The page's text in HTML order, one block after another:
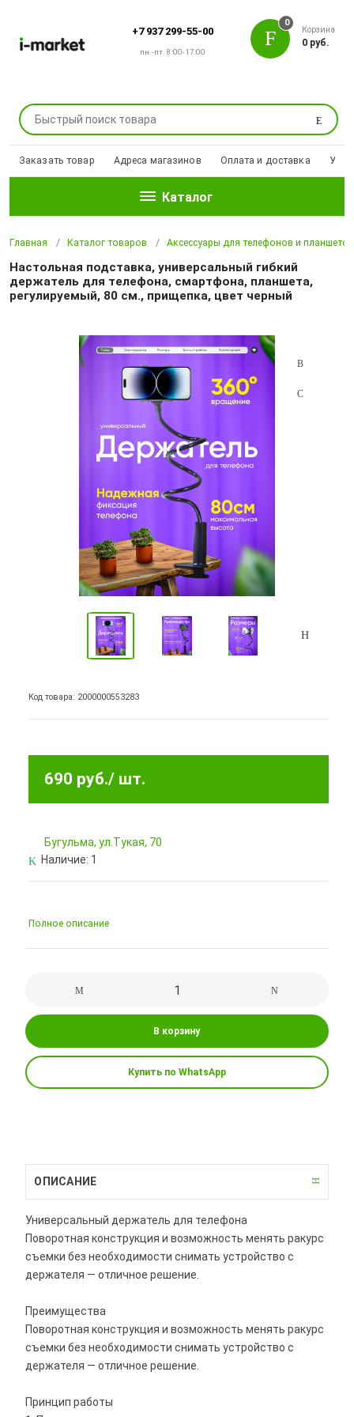
+7 937 299-55-00
пн.-пт. 8:00-17:00
Поиск
0
Корзина
0 руб.
Заказать товар Адреса магазинов Оплата и доставка
Каталог
Главная Каталог товаров Аксессуары для телефонов и планшетов
Настольная подставка, универсальный гибкий
держатель для телефона, смартфона, планшета,
регулируемый, 80 см., прищепка, цвет черный
Код товара: 2000000553283
690 руб./ шт.
Бугульма, ул.Тукая, 70
Наличие: 1
Полное описание
В корзину
Купить по WhatsApp
ОПИСАНИЕ
Универсальный держатель для телефона
Поворотная конструкция и возможность менять ракурс
съемки без необходимости снимать устройство с
держателя — отличное решение.
Преимущества
Поворотная конструкция и возможность менять ракурс
съемки без необходимости снимать устройство с
держателя — отличное решение.
Принцип работы